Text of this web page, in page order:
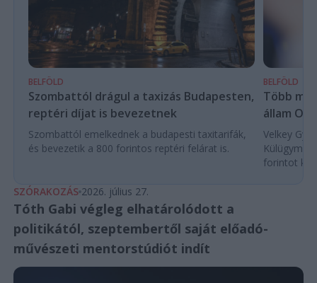
BELFÖLD
Szombattól drágul a taxizás Budapesten,
reptéri díjat is bevezetnek
Szombattól emelkednek a budapesti taxitarifák,
és bevezetik a 800 forintos reptéri felárat is.
BELFÖLD
Több
állam
Velkey
forintot
SZÓRAKOZÁS 2026. július 27.
Tóth Gabi végleg elhatárolódott a
politikától, szeptembertől saját előadó-
művészeti mentorstúdiót indít